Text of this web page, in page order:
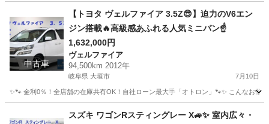
その他 ルーミー
中古車
【トヨタ ヴェルファイア 3.5Z😎】迫力のV6エン
ジン搭載🔥高級感あふれる人気ミニバン☝️
1,632,000円
ヴェルファイア
94,500km 2012年
岐阜県 大垣市 7月10日
✨🐾 金利0％！全店舗の在庫共有OK！自社ローン最大手「オトロン」🐾✨ こんなお
ヴェルファイア
スズキ ワゴンRスティングレー X🚙✨ 室内広々・